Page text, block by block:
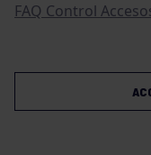
FAQ Control